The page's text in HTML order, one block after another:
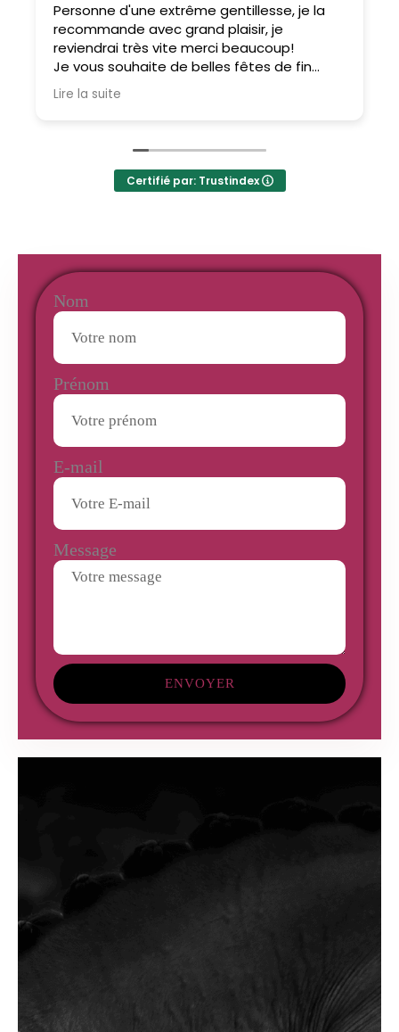
Personne d'une extrême gentillesse, je la
recommande avec grand plaisir, je
reviendrai très vite merci beaucoup!
Je vous souhaite de belles fêtes de fin
d'année.
Lire la suite
Certifié par: Trustindex
Nom
Prénom
E-mail
Message
ENVOYER